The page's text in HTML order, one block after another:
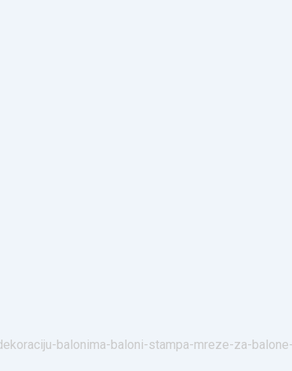
balonima-baloni-stampa-mreze-za-